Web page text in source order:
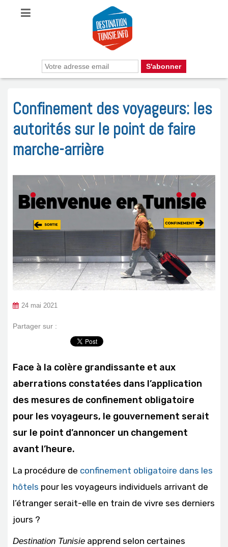
Confinement des voyageurs: les
autorités sur le point de faire
marche-arrière
24 mai 2021
Partager sur :
Face à la colère grandissante et aux
aberrations constatées dans l’application
des mesures de confinement obligatoire
pour les voyageurs, le gouvernement serait
sur le point d’annoncer un changement
avant l’heure.
La procédure de confinement obligatoire dans les
hôtels pour les voyageurs individuels arrivant de
l’étranger serait-elle en train de vivre ses derniers
jours ?
Destination Tunisie apprend selon certaines